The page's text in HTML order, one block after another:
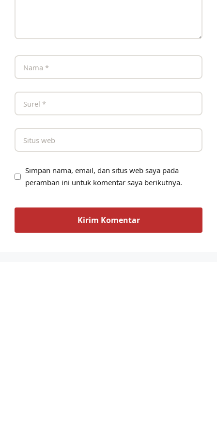
Simpan nama, email, dan situs web saya pada
peramban ini untuk komentar saya berikutnya.